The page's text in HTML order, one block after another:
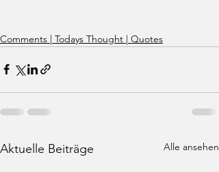
Comments | Todays Thought | Quotes
Aktuelle Beiträge Alle ansehen